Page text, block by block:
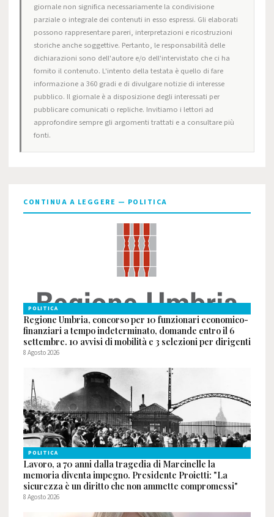
giornale non significa necessariamente la condivisione
parziale o integrale dei contenuti in esso espressi. Gli elaborati
possono rappresentare pareri, interpretazioni e ricostruzioni
storiche anche soggettive. Pertanto, le responsabilità delle
dichiarazioni sono dell'autore e/o dell'intervistato che ci ha
fornito il contenuto. L'intento della testata è quello di fare
informazione a 360 gradi e di divulgare notizie di interesse
pubblico. Il giornale è a disposizione degli interessati per
pubblicare comunicati o repliche. Invitiamo i lettori ad
approfondire sempre gli argomenti trattati e a consultare più
fonti.
CONTINUA A LEGGERE — POLITICA
POLITICA
Regione Umbria, concorso per 10 funzionari economico-
finanziari a tempo indeterminato, domande entro il 6
settembre. 10 avvisi di mobilità e 3 selezioni per dirigenti
8 Agosto 2026
POLITICA
Lavoro, a 70 anni dalla tragedia di Marcinelle la
memoria diventa impegno. Presidente Proietti: "La
sicurezza è un diritto che non ammette compromessi"
8 Agosto 2026